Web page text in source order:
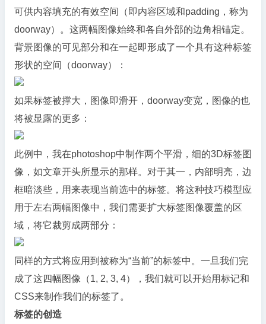
可供内容填充的有效空间（即内容区域和padding，称为
doorway）。这两幅图像始终和各自外部的边角相锚定。
背景图像的可见部分和在一起即形成了一个具有这种标签
形状的空间（doorway）：
如果标签被撑大，图像即滑开，doorway变宽，图像的也
将被显露的更多：
此例中，我在photoshop中制作两个平滑，细的3D标签图
像，如文章开头所显示的那样。对于其一，内部明亮，边
框暗淡些，用来表现当前选中的标签。将这种技巧模型应
用于左右两幅图像中，我们需要扩大标签图像覆盖的区
域，将它裁剪成两部分：
同样的方式将应用到被称为“当前”的标签中。一旦我们完
成了这四幅图像（1, 2, 3, 4），我们就可以开始用标记和
CSS来制作我们的标签了。
标签的创造